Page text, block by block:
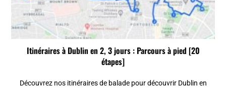
Itinéraires à Dublin en 2, 3 jours : Parcours à pied [20
étapes]
Découvrez nos itinéraires de balade pour découvrir Dublin en